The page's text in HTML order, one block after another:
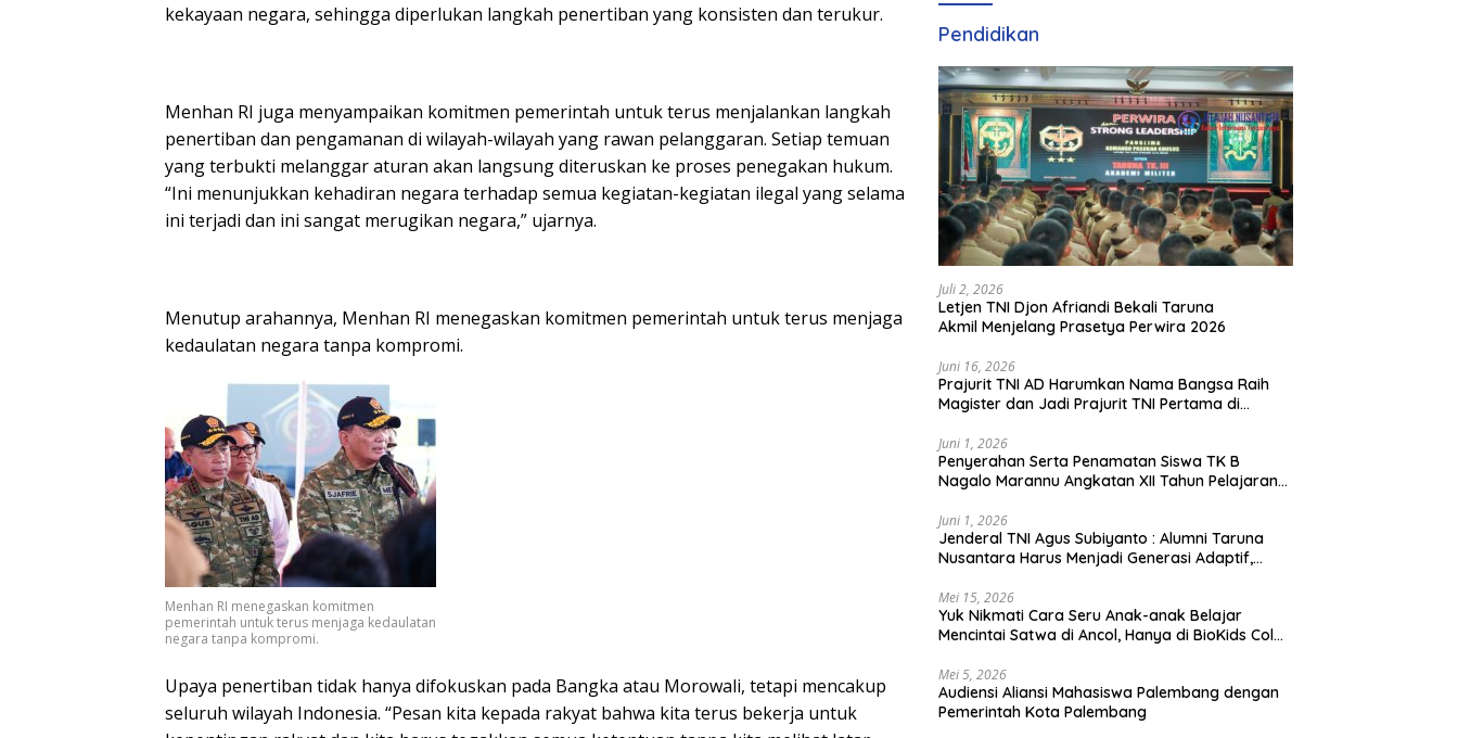
kekayaan negara, sehingga diperlukan langkah penertiban yang konsisten dan terukur.
Menhan RI juga menyampaikan komitmen pemerintah untuk terus menjalankan langkah
penertiban dan pengamanan di wilayah-wilayah yang rawan pelanggaran. Setiap temuan
yang terbukti melanggar aturan akan langsung diteruskan ke proses penegakan hukum.
“Ini menunjukkan kehadiran negara terhadap semua kegiatan-kegiatan ilegal yang selama
ini terjadi dan ini sangat merugikan negara,” ujarnya.
Menutup arahannya, Menhan RI menegaskan komitmen pemerintah untuk terus menjaga
kedaulatan negara tanpa kompromi.
Menhan RI menegaskan komitmen
pemerintah untuk terus menjaga kedaulatan
negara tanpa kompromi.
Upaya penertiban tidak hanya difokuskan pada Bangka atau Morowali, tetapi mencakup
seluruh wilayah Indonesia. “Pesan kita kepada rakyat bahwa kita terus bekerja untuk
Pendidikan
Juli 2, 2026
Letjen TNI Djon Afriandi Bekali Taruna
Akmil Menjelang Prasetya Perwira 2026
Juni 16, 2026
Prajurit TNI AD Harumkan Nama Bangsa Raih
Magister dan Jadi Prajurit TNI Pertama di
Juni 1, 2026
Penyerahan Serta Penamatan Siswa TK B
Nagalo Marannu Angkatan XII Tahun Pelajaran
Juni 1, 2026
Jenderal TNI Agus Subiyanto : Alumni Taruna
Nusantara Harus Menjadi Generasi Adaptif,
Mei 15, 2026
Yuk Nikmati Cara Seru Anak-anak Belajar
Mencintai Satwa di Ancol, Hanya di BioKids Color
Mei 5, 2026
Audiensi Aliansi Mahasiswa Palembang dengan
Pemerintah Kota Palembang